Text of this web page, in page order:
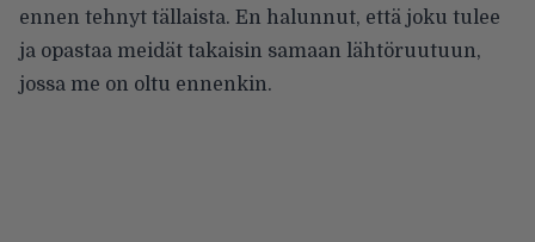
ennen tehnyt tällaista. En halunnut, että joku tulee
ja opastaa meidät takaisin samaan lähtöruutuun,
jossa me on oltu ennenkin.